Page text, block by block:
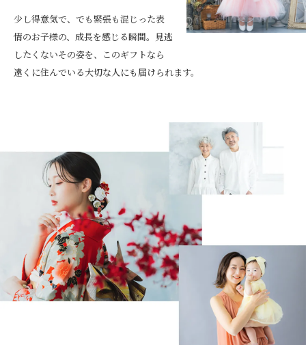
少し得意気で、でも緊張も混じった表
情のお子様の、成長を感じる瞬間。見逃
したくないその姿を、このギフトなら
遠くに住んでいる大切な人にも届けられます。